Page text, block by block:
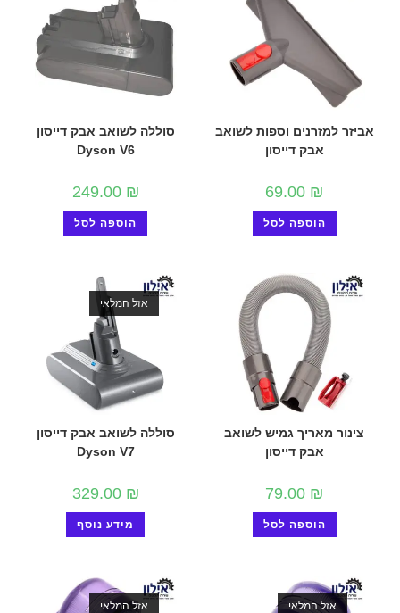
אביזר למזרנים וספות לשואב
אבק דייסון
69.00 ₪
הוספה לסל
סוללה לשואב אבק דייסון
Dyson V6
249.00 ₪
הוספה לסל
צינור מאריך גמיש לשואב
אבק דייסון
79.00 ₪
הוספה לסל
אזל המלאי
סוללה לשואב אבק דייסון
Dyson V7
329.00 ₪
מידע נוסף
אזל המלאי אזל המלאי